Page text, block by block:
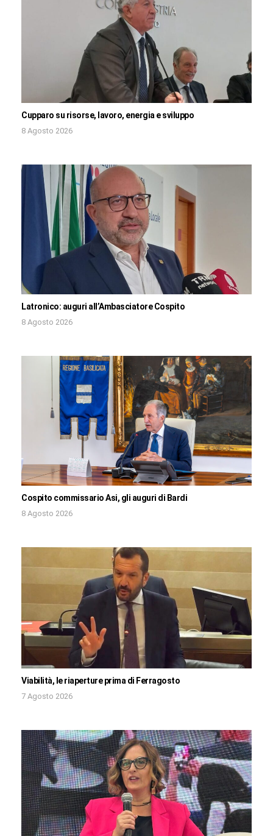
Cupparo su risorse, lavoro, energia e sviluppo
8 Agosto 2026
Latronico: auguri all’Ambasciatore Cospito
8 Agosto 2026
Cospito commissario Asi, gli auguri di Bardi
8 Agosto 2026
Viabilità, le riaperture prima di Ferragosto
7 Agosto 2026